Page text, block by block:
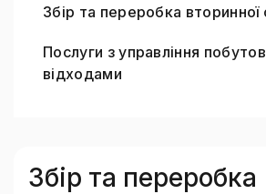
Збір та переробка вторинної
Послуги з управління
відходами
Збір та переробка